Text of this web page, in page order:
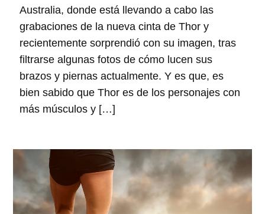
Australia, donde está llevando a cabo las
grabaciones de la nueva cinta de Thor y
recientemente sorprendió con su imagen, tras
filtrarse algunas fotos de cómo lucen sus
brazos y piernas actualmente. Y es que, es
bien sabido que Thor es de los personajes con
más músculos y […]